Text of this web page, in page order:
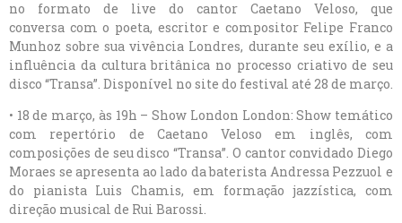
no formato de live do cantor Caetano Veloso, que
conversa com o poeta, escritor e compositor Felipe Franco
Munhoz sobre sua vivência Londres, durante seu exílio, e a
influência da cultura britânica no processo criativo de seu
disco “Transa”. Disponível no site do festival até 28 de março.
• 18 de março, às 19h – Show London London: Show temático
com repertório de Caetano Veloso em inglês, com
composições de seu disco “Transa”. O cantor convidado Diego
Moraes se apresenta ao lado da baterista Andressa Pezzuol e
do pianista Luis Chamis, em formação jazzística, com
direção musical de Rui Barossi.